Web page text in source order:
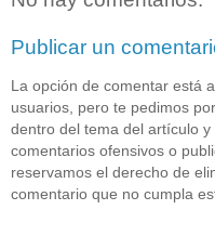
Publicar un
La opción de comentar está
usuarios, pero te pedimos
dentro del tema del artículo y
comentarios ofensivos o
reservamos el derecho de
comentario que no cumpla